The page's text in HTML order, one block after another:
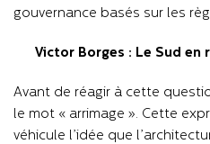
gouvernance basés sur les
Victor Borges : Le Sud en
Avant de réagir à cette
le mot « arrimage ». Cette
véhicule l’idée que